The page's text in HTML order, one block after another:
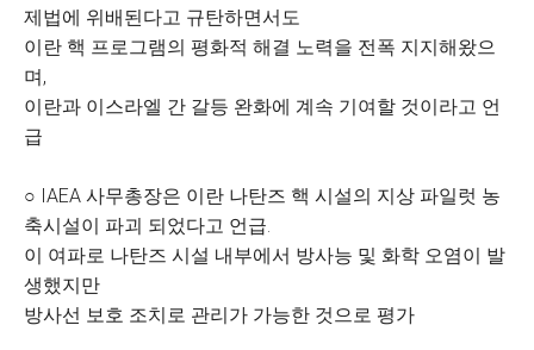
제법에 위배된다고 규탄하면서도
이란 핵 프로그램의 평화적 해결 노력을 전폭 지지해왔으
며,
이란과 이스라엘 간 갈등 완화에 계속 기여할 것이라고 언
급
○ IAEA 사무총장은 이란 나탄즈 핵 시설의 지상 파일럿 농
축시설이 파괴 되었다고 언급.
이 여파로 나탄즈 시설 내부에서 방사능 및 화학 오염이 발
생했지만
방사선 보호 조치로 관리가 가능한 것으로 평가